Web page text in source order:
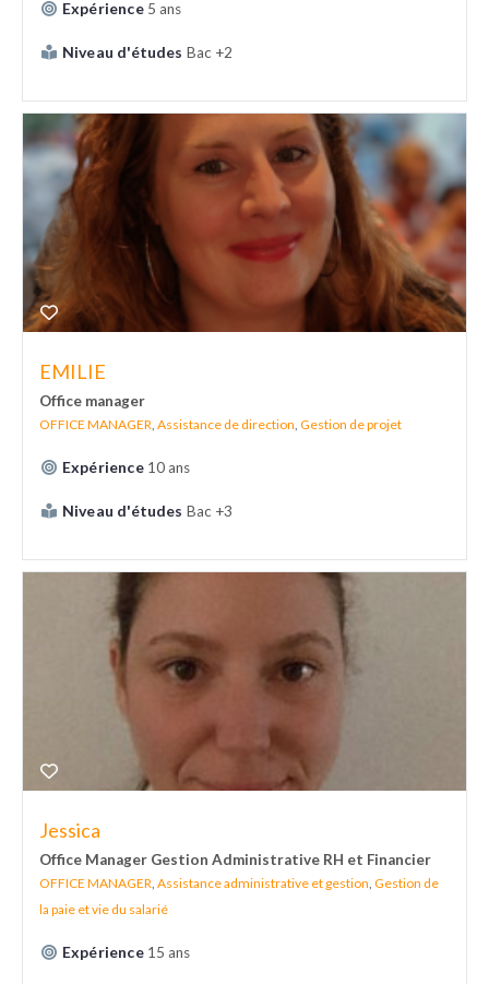
Expérience 5 ans
Niveau d'études Bac +2
EMILIE
Office manager
OFFICE MANAGER Assistance de direction Gestion de projet
Expérience 10 ans
Niveau d'études Bac +3
Jessica
Office Manager Gestion Administrative RH et Financier
OFFICE MANAGER Assistance administrative et gestion Gestion de
la paie et vie du salarié
Expérience 15 ans